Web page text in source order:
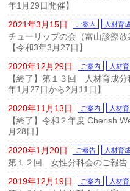
年1月29日開催】
2021年3月15日
ご案内 人材育
チューリップの会（富山診療
【令和3年3月27日】
2020年12月29日
ご案内 人材
【終了】第１３回 人材育成
年1月27日から2月11日】
2020年11月13日
ご案内 人材
【終了】令和２年度 Cherish
月28日】
2020年1月20日
ご報告 人材育
第１２回 女性分科会のご報告
2019年12月19日
ご案内 人材